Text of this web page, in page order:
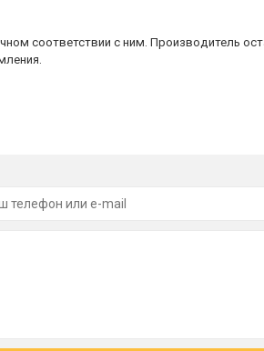
соответствии с ним. Производитель